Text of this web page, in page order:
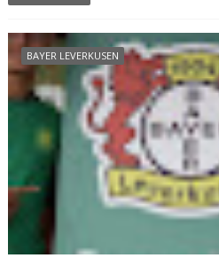
BAYER LEVERKUSEN